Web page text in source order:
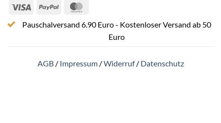
Visa PayPal
Pauschalversand 6.90 Euro - Kostenloser Versand ab 50
Euro
AGB/ Impressum/Widerruf/ Datenschutz